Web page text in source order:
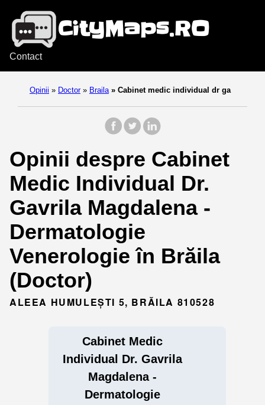
Contact
Opinii » Doctor » Braila » Cabinet medic individual dr ga
Opinii despre Cabinet
Medic Individual Dr.
Gavrila Magdalena -
Dermatologie
Venerologie în Brăila
(Doctor)
ALEEA HUMULEȘTI 5, BRĂILA 810528
Cabinet Medic
Individual Dr. Gavrila
Magdalena -
Dermatologie